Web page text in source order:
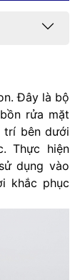
Đây là bộ
rửa mặt
trí bên dưới
Thực hiện
dụng vào
khắc phục